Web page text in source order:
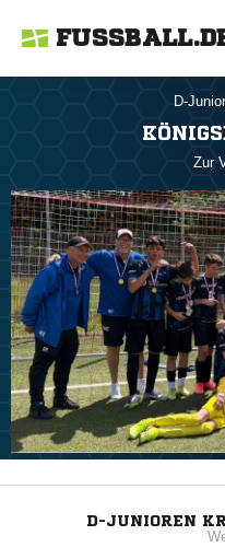
D-
Zur
D-JUNIOREN